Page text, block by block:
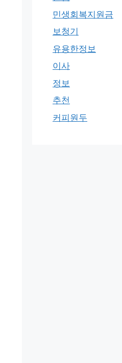
민생회복지원금
보청기
유용한정보
이사
정보
추천
커피원두